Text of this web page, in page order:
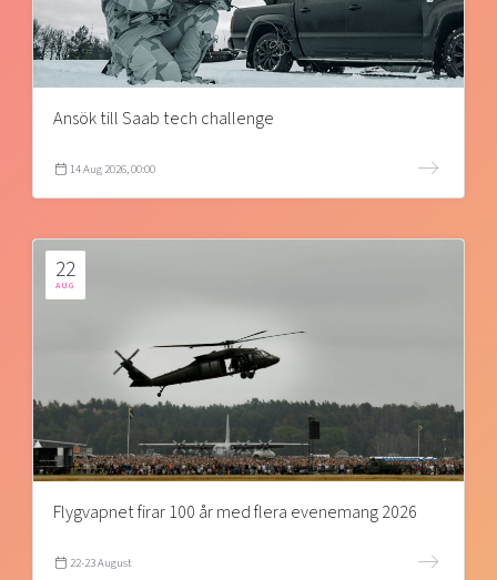
Ansök till Saab tech challenge
14 Aug 2026, 00:00
22
AUG
Flygvapnet firar 100 år med flera evenemang 2026
22-23 August